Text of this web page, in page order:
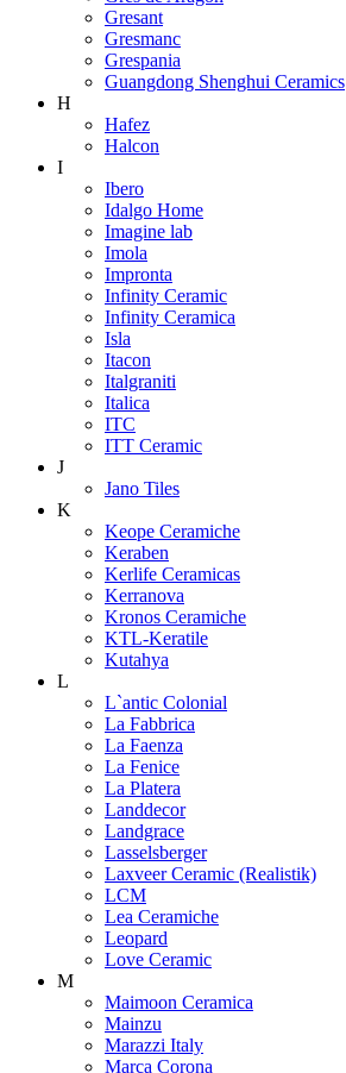
Gresant
Gresmanc
Grespania
Guangdong Shenghui Ceramics
H
Hafez
Halcon
I
Ibero
Idalgo Home
Imagine lab
Imola
Impronta
Infinity Ceramic
Infinity Ceramica
Isla
Itacon
Italgraniti
Italica
ITC
ITT Ceramic
J
Jano Tiles
K
Keope Ceramiche
Keraben
Kerlife Ceramicas
Kerranova
Kronos Ceramiche
KTL-Keratile
Kutahya
L
L`antic Colonial
La Fabbrica
La Faenza
La Fenice
La Platera
Landdecor
Landgrace
Lasselsberger
Laxveer Ceramic (Realistik)
LCM
Lea Ceramiche
Leopard
Love Ceramic
M
Maimoon Ceramica
Mainzu
Marazzi Italy
Marca Corona